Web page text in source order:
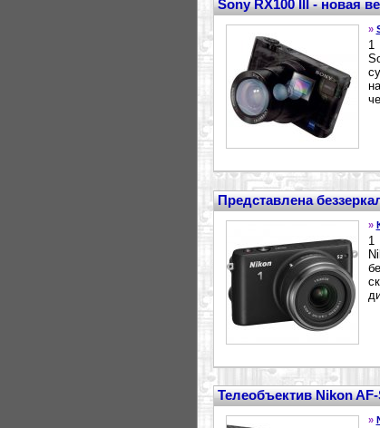
Sony RX100 III - новая
»
1
Представлена
»
1
Телеобъектив Nikon
»